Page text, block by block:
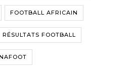
FOOTBALL AFRICAIN
RÉSULTATS FOOTBALL